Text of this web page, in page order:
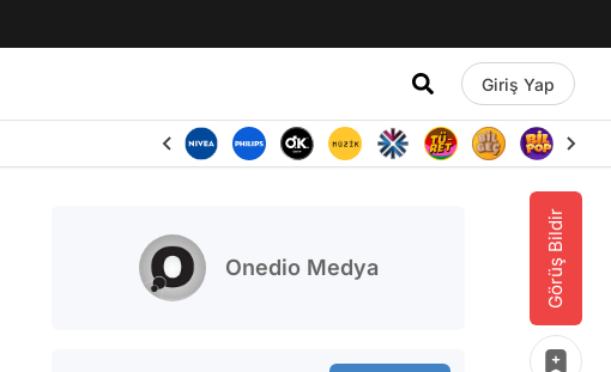
Giriş Yap
Görüş Bildir
Onedio Medya